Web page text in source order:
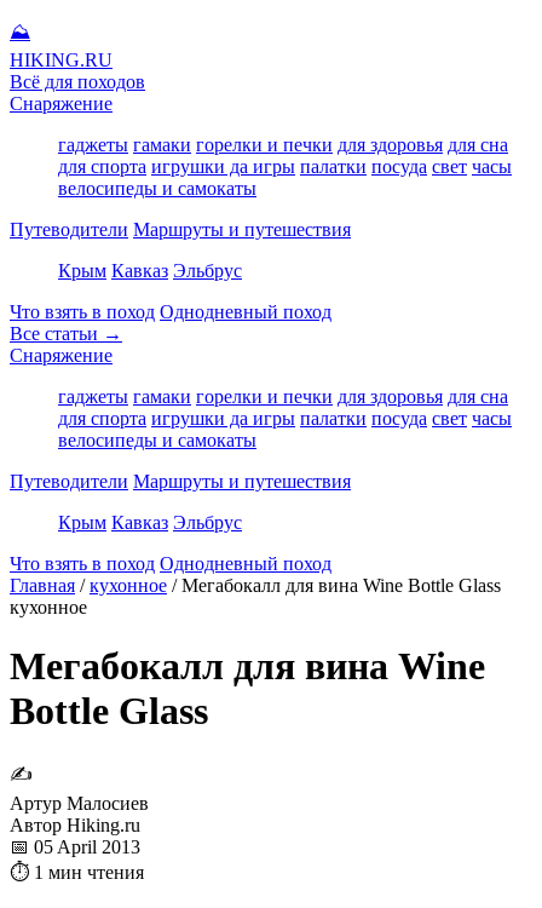
⛰
HIKING.RU
Всё для походов
Снаряжение
гаджеты гамаки горелки и печки для здоровья для сна
для спорта игрушки да игры палатки посуда свет часы
велосипеды и самокаты
Путеводители Маршруты и путешествия
Крым Кавказ Эльбрус
Что взять в поход Однодневный поход
Все статьи →
Снаряжение
гаджеты гамаки горелки и печки для здоровья для сна
для спорта игрушки да игры палатки посуда свет часы
велосипеды и самокаты
Путеводители Маршруты и путешествия
Крым Кавказ Эльбрус
Что взять в поход Однодневный поход
Главная / кухонное / Мегабокалл для вина Wine Bottle Glass
кухонное
Мегабокалл для вина Wine
Bottle Glass
✍
Артур Малосиев
Автор Hiking.ru
📅 05 April 2013
⏱ 1 мин чтения